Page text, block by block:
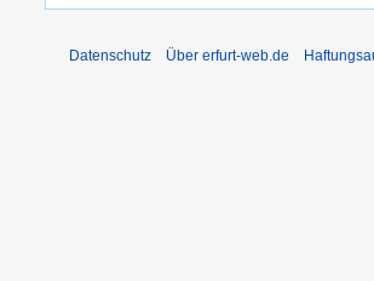
Datenschutz Über erfurt-web.de